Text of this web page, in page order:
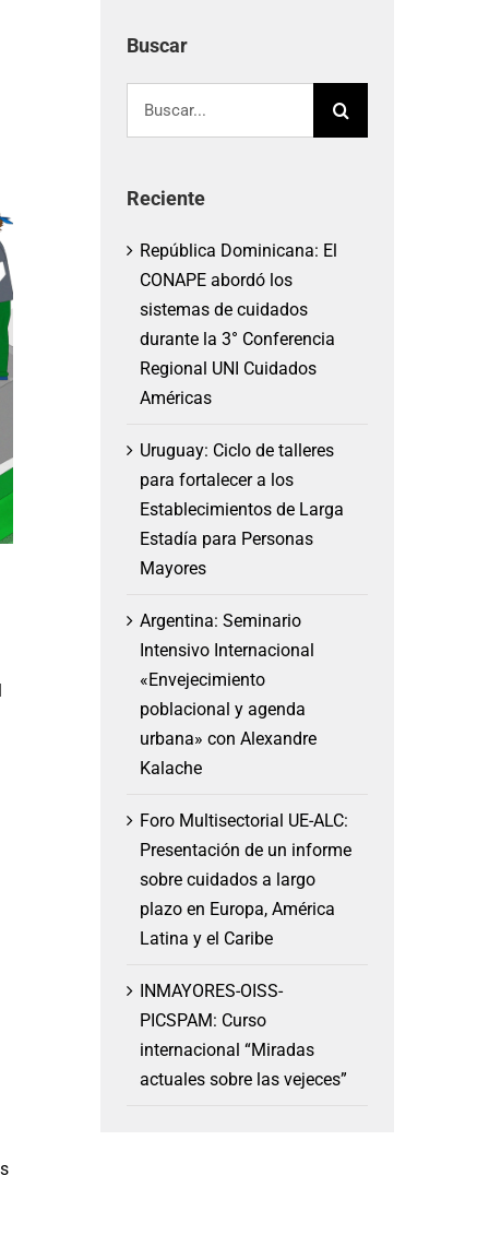
Buscar
Reciente
República Dominicana: El
CONAPE abordó los
sistemas de cuidados
durante la 3° Conferencia
Regional UNI Cuidados
Américas
Uruguay: Ciclo de talleres
para fortalecer a los
Establecimientos de Larga
Estadía para Personas
Mayores
Argentina: Seminario
Intensivo Internacional
«Envejecimiento
poblacional y agenda
urbana» con Alexandre
Kalache
Foro Multisectorial UE-ALC:
Presentación de un informe
sobre cuidados a largo
plazo en Europa, América
Latina y el Caribe
INMAYORES-OISS-
PICSPAM: Curso
internacional “Miradas
actuales sobre las vejeces”